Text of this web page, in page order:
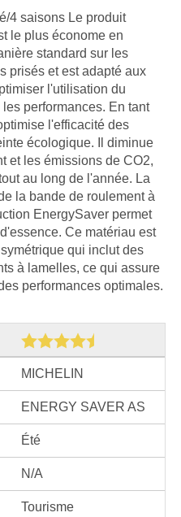
4 saisons Le produit
le plus économe en
standard sur les
prisés et est adapté aux
l'utilisation du
performances. En tant
l'efficacité des
écologique. Il diminue
et les émissions de CO2,
au long de l'année. La
la bande de roulement à
EnergySaver permet
Ce matériau est
qui inclut des
à lamelles, ce qui assure
performances optimales.
MICHELIN
ENERGY SAVER AS
Été
N/A
Tourisme